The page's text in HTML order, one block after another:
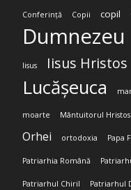
Conferință Copii copil
Dumnezeu
Iisus Iisus Hristos
Lucășeuca
moarte Mântuitorul Hristos
Orhei ortodoxia Papa
Patriarhia Română
Patriarhul Chiril Patriarhul